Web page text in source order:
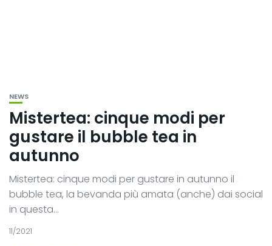
NEWS
Mistertea: cinque modi per
gustare il bubble tea in
autunno
Mistertea: cinque modi per gustare in autunno il
bubble tea, la bevanda più amata (anche) dai social
in questa...
11/2021